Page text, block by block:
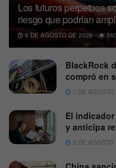
Los futuros perpetuos
riesgo que podrían
6 DE AGOSTO DE 2026 560
BlackRock
compró en
7 DE
El
y anticipa
3 DE